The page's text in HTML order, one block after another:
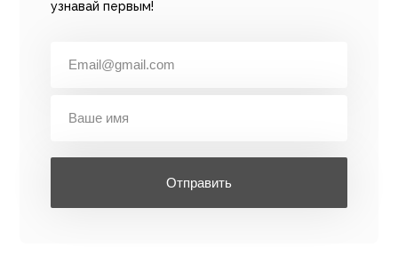
узнавай первым!
Отправить